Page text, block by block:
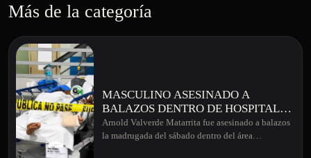
Más de la categoría
MASCULINO ASESINADO A
BALAZOS DENTRO DE HOSPITAL
EN GUANACASTE
Arnold Valverde Matarrita fue asesinado a balazos
la madrugada del sábado dentro del área…